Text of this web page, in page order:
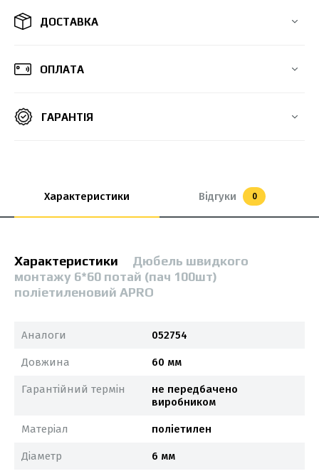
ДОСТАВКА
ОПЛАТА
ГАРАНТІЯ
Характеристики Відгуки 0
Характеристики
Дюбель швидкого
монтажу 6*60 потай (пач 100шт)
поліетиленовий APRO
Аналоги 052754
Довжина 60 мм
Гарантійний термін
не передбачено
виробником
Матеріал поліетилен
Діаметр 6 мм